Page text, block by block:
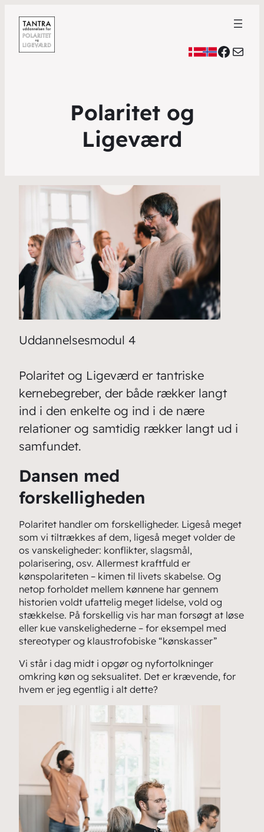
Mail
Polaritet og
Ligeværd
Uddannelsesmodul 4
Polaritet og Ligeværd er tantriske
kernebegreber, der både rækker langt
ind i den enkelte og ind i de nære
relationer og samtidig rækker langt ud i
samfundet.
Dansen med
forskelligheden
Polaritet handler om forskelligheder. Ligeså meget
som vi tiltrækkes af dem, ligeså meget volder de
os vanskeligheder: konflikter, slagsmål,
polarisering, osv. Allermest kraftfuld er
kønspolariteten – kimen til livets skabelse. Og
netop forholdet mellem kønnene har gennem
historien voldt ufattelig meget lidelse, vold og
stækkelse. På forskellig vis har man forsøgt at løse
eller kue vanskelighederne – for eksempel med
stereotyper og klaustrofobiske “kønskasser”
Vi står i dag midt i opgør og nyfortolkninger
omkring køn og seksualitet. Det er krævende, for
hvem er jeg egentlig i alt dette?